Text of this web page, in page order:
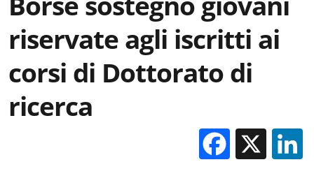
riservate agli iscritti ai
corsi di Dottorato di
ricerca
X